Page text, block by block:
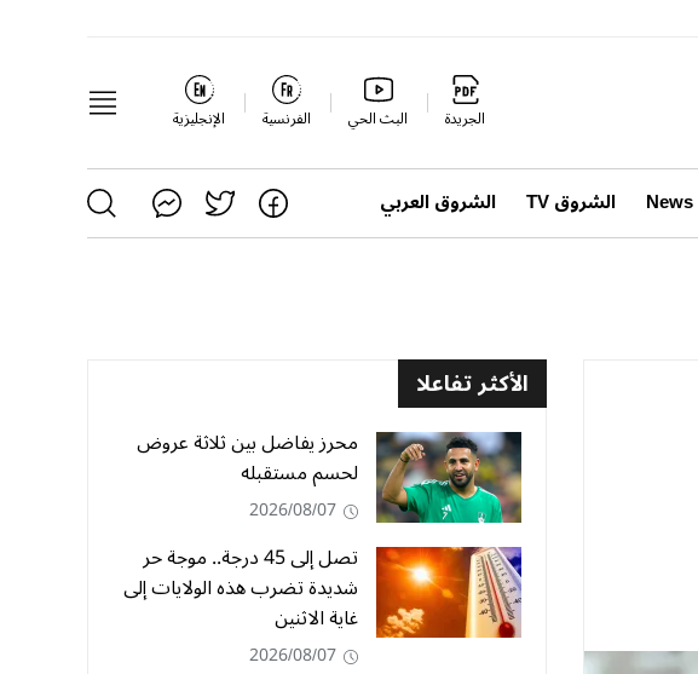
الجريدة البث الحي الفرنسية الإنجليزية
الشروق TV الشروق العربي
الأكثر تفاعلا
محرز يفاضل بين ثلاثة عروض
لحسم مستقبله
2026/08/07
تصل إلى 45 درجة.. موجة حر
شديدة تضرب هذه الولايات إلى
غاية الاثنين
2026/08/07